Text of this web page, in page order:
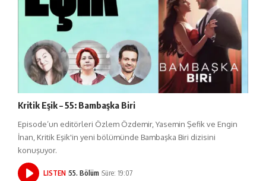
Kritik Eşik – 55: Bambaşka Biri
Episode’un editörleri Özlem Özdemir, Yasemin Şefik ve Engin
İnan, Kritik Eşik'in yeni bölümünde Bambaşka Biri dizisini
konuşuyor.
LISTEN 55. Bölüm Süre: 19:07